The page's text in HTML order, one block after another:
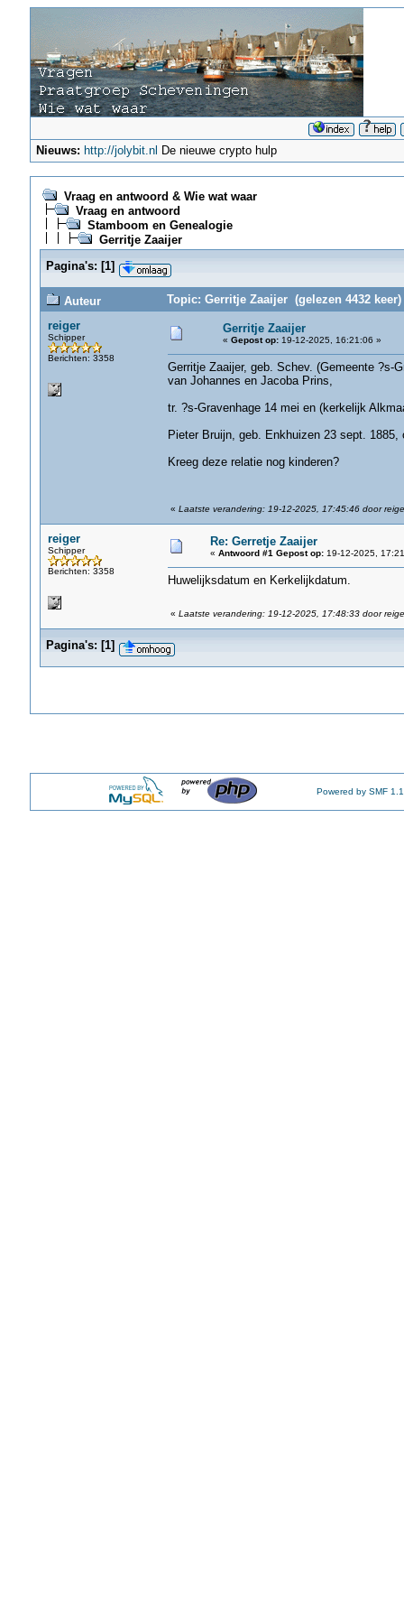
Nieuws: http://jolybit.nl De nieuwe crypto hulp
Vraag en antwoord & Wie wat waar
Vraag en antwoord
Stamboom en Genealogie
Gerritje Zaaijer
Pagina's: [1]
Auteur
Topic: Gerritje Zaaijer (gelezen 4432 keer)
reiger
Schipper
Berichten: 3358
Gerritje Zaaijer
« Gepost op:19-12-2025, 16:21:06 »
Gerritje Zaaijer, geb. Schev. (Gemeente ?s-
van Johannes en Jacoba Prins,
tr. ?s-Gravenhage 14 mei en (kerkelijk
Pieter Bruijn, geb. Enkhuizen 23 sept.
Kreeg deze relatie nog kinderen?
« Laatste verandering: 19-12-2025, 17:45:46 door
reiger
Schipper
Berichten: 3358
Re: Gerretje Zaaijer
« Antwoord #1 Gepost op:19-12-2025,
Huwelijksdatum en Kerkelijkdatum.
« Laatste verandering: 19-12-2025, 17:48:33 door
Pagina's: [1]
Powered by SMF